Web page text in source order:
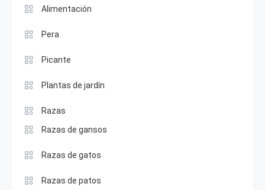
Alimentación
Pera
Picante
Plantas de jardín
Razas
Razas de gansos
Razas de gatos
Razas de patos